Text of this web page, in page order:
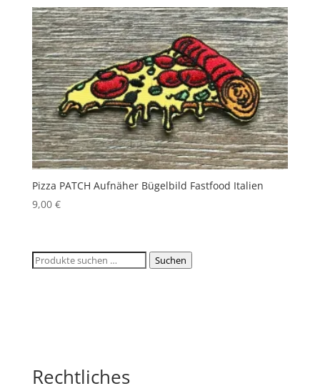
Pizza PATCH Aufnäher Bügelbild Fastfood Italien
9,00 €
Suchen
Suchen
Rechtliches